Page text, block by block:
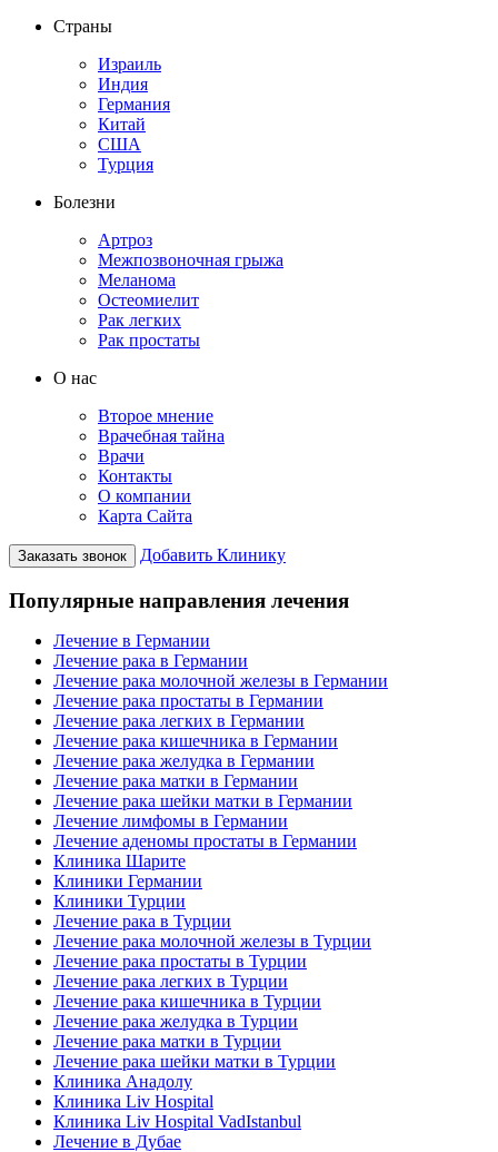
Страны
Израиль
Индия
Германия
Китай
США
Турция
Болезни
Артроз
Межпозвоночная грыжа
Меланома
Остеомиелит
Рак легких
Рак простаты
О нас
Второе мнение
Врачебная тайна
Врачи
Контакты
О компании
Карта Сайта
Заказать звонок Добавить Клинику
Популярные направления лечения
Лечение в Германии
Лечение рака в Германии
Лечение рака молочной железы в Германии
Лечение рака простаты в Германии
Лечение рака легких в Германии
Лечение рака кишечника в Германии
Лечение рака желудка в Германии
Лечение рака матки в Германии
Лечение рака шейки матки в Германии
Лечение лимфомы в Германии
Лечение аденомы простаты в Германии
Клиника Шарите
Клиники Германии
Клиники Турции
Лечение рака в Турции
Лечение рака молочной железы в Турции
Лечение рака простаты в Турции
Лечение рака легких в Турции
Лечение рака кишечника в Турции
Лечение рака желудка в Турции
Лечение рака матки в Турции
Лечение рака шейки матки в Турции
Клиника Анадолу
Клиника Liv Hospital
Клиника Liv Hospital VadIstanbul
Лечение в Дубае